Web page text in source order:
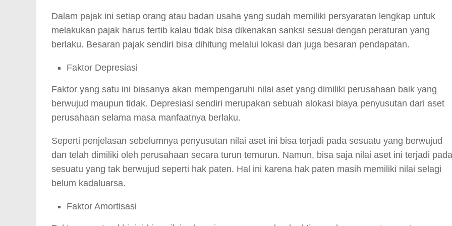
Dalam pajak ini setiap orang atau badan usaha yang sudah memiliki persyaratan lengkap untuk
melakukan pajak harus tertib kalau tidak bisa dikenakan sanksi sesuai dengan peraturan yang
berlaku. Besaran pajak sendiri bisa dihitung melalui lokasi dan juga besaran pendapatan.
Faktor Depresiasi
Faktor yang satu ini biasanya akan mempengaruhi nilai aset yang dimiliki perusahaan baik yang
berwujud maupun tidak. Depresiasi sendiri merupakan sebuah alokasi biaya penyusutan dari aset
perusahaan selama masa manfaatnya berlaku.
Seperti penjelasan sebelumnya penyusutan nilai aset ini bisa terjadi pada sesuatu yang berwujud
dan telah dimiliki oleh perusahaan secara turun temurun. Namun, bisa saja nilai aset ini terjadi pada
sesuatu yang tak berwujud seperti hak paten. Hal ini karena hak paten masih memiliki nilai selagi
belum kadaluarsa.
Faktor Amortisasi